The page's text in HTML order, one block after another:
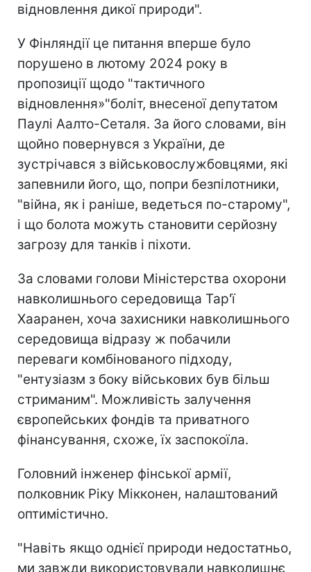
відновлення дикої природи".
У Фінляндії це питання вперше було
порушено в лютому 2024 року в
пропозиції щодо "тактичного
відновлення»"боліт, внесеної депутатом
Паулі Аалто-Сеталя. За його словами, він
щойно повернувся з України, де
зустрічався з військовослужбовцями, які
запевнили його, що, попри безпілотники,
"війна, як і раніше, ведеться по-старому",
і що болота можуть становити серйозну
загрозу для танків і піхоти.
За словами голови Міністерства охорони
навколишнього середовища Тар'ї
Хааранен, хоча захисники навколишнього
середовища відразу ж побачили
переваги комбінованого підходу,
"ентузіазм з боку військових був більш
стриманим". Можливість залучення
європейських фондів та приватного
фінансування, схоже, їх заспокоїла.
Головний інженер фінської армії,
полковник Ріку Мікконен, налаштований
оптимістично.
"Навіть якщо однієї природи недостатньо,
ми завжди використовували навколишнє